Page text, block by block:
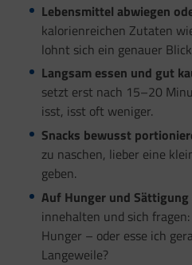
Lebensmittel abwiegen
kalorienreichen Zutaten
lohnt sich ein genauer
Langsam essen und gut
setzt erst nach 15–20
isst, isst oft weniger.
Snacks bewusst
zu naschen, lieber eine
geben.
Auf Hunger und Sättigung
innehalten und sich
Hunger – oder esse ich
Langeweile?